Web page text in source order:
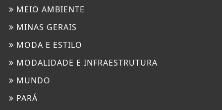
MEIO AMBIENTE
MINAS GERAIS
MODA E ESTILO
MODALIDADE E INFRAESTRUTURA
MUNDO
PARÁ